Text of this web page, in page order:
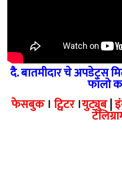
दै. बातमीदार चे अपडेट्स
फॉलो
फेसबुक। ट्विटर।युट्युब|